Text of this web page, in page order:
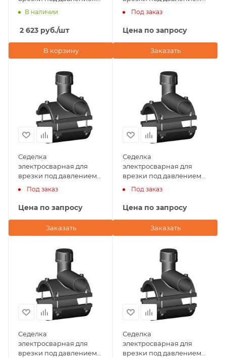
50х32 NTG Plastik
В наличии
2 623 руб./шт
В корзину
50х25 NTG Plastik
Под заказ
Цена по запросу
Заказать
Седелка
электросварная для
врезки под давлением
280-315х50 (ВОДА) NTG
Plastik (Турция)
Под заказ
Цена по запросу
Заказать
Седелка
электросварная для
врезки под давлением
250х20 NTG Plastik
(Турция)
Под заказ
Цена по запросу
Заказать
Седелка
электросварная для
врезки под давлением
Седелка
электросварная для
врезки под давлением